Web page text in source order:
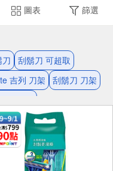
圖表 篩選
刮鬍刀 可超取
吉列 刀架
刮鬍刀 刀架